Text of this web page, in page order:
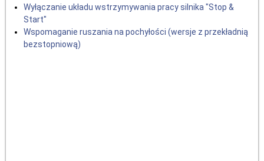
Wyłączanie układu wstrzymywania pracy silnika "Stop &
Start"
Wspomaganie ruszania na pochyłości (wersje z przekładnią
bezstopniową)